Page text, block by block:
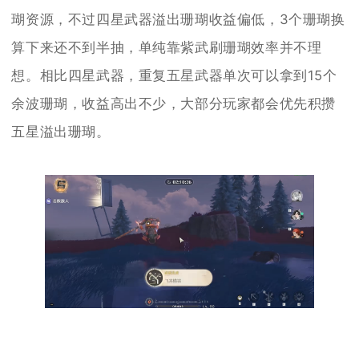
瑚资源，不过四星武器溢出珊瑚收益偏低，3个珊瑚换
算下来还不到半抽，单纯靠紫武刷珊瑚效率并不理
想。相比四星武器，重复五星武器单次可以拿到15个
余波珊瑚，收益高出不少，大部分玩家都会优先积攒
五星溢出珊瑚。